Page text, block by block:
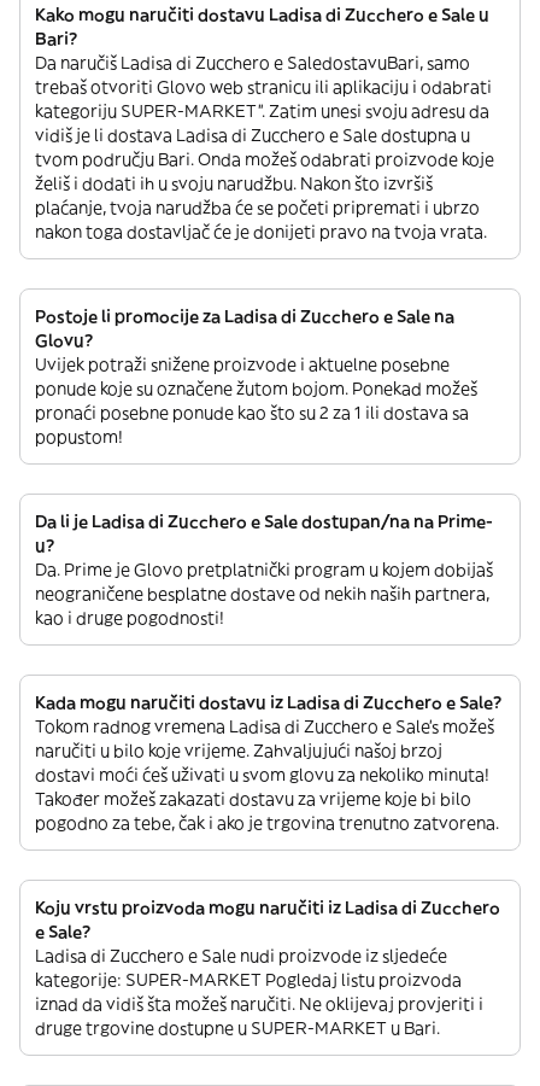
Kako mogu naručiti dostavu Ladisa di Zucchero e Sale u
Bari?
Da naručiš Ladisa di Zucchero e SaledostavuBari, samo
trebaš otvoriti Glovo web stranicu ili aplikaciju i odabrati
kategoriju SUPER-MARKET”. Zatim unesi svoju adresu da
vidiš je li dostava Ladisa di Zucchero e Sale dostupna u
tvom području Bari. Onda možeš odabrati proizvode koje
želiš i dodati ih u svoju narudžbu. Nakon što izvršiš
plaćanje, tvoja narudžba će se početi pripremati i ubrzo
nakon toga dostavljač će je donijeti pravo na tvoja vrata.
Postoje li promocije za Ladisa di Zucchero e Sale na
Glovu?
Uvijek potraži snižene proizvode i aktuelne posebne
ponude koje su označene žutom bojom. Ponekad možeš
pronaći posebne ponude kao što su 2 za 1 ili dostava sa
popustom!
Da li je Ladisa di Zucchero e Sale dostupan/na na Prime-
u?
Da. Prime je Glovo pretplatnički program u kojem dobijaš
neograničene besplatne dostave od nekih naših partnera,
kao i druge pogodnosti!
Kada mogu naručiti dostavu iz Ladisa di Zucchero e Sale?
Tokom radnog vremena Ladisa di Zucchero e Sale’s možeš
naručiti u bilo koje vrijeme. Zahvaljujući našoj brzoj
dostavi moći ćeš uživati u svom glovu za nekoliko minuta!
Također možeš zakazati dostavu za vrijeme koje bi bilo
pogodno za tebe, čak i ako je trgovina trenutno zatvorena.
Koju vrstu proizvoda mogu naručiti iz Ladisa di Zucchero
e Sale?
Ladisa di Zucchero e Sale nudi proizvode iz sljedeće
kategorije: SUPER-MARKET Pogledaj listu proizvoda
iznad da vidiš šta možeš naručiti. Ne oklijevaj provjeriti i
druge trgovine dostupne u SUPER-MARKET u Bari.